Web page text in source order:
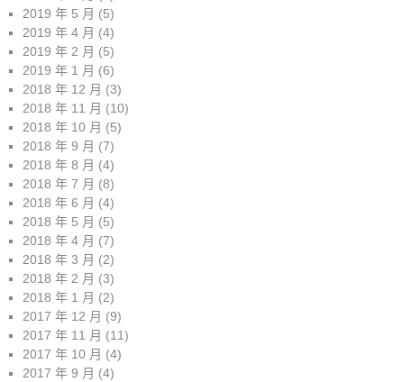
2019 年 5 月 (5)
2019 年 4 月 (4)
2019 年 2 月 (5)
2019 年 1 月 (6)
2018 年 12 月 (3)
2018 年 11 月 (10)
2018 年 10 月 (5)
2018 年 9 月 (7)
2018 年 8 月 (4)
2018 年 7 月 (8)
2018 年 6 月 (4)
2018 年 5 月 (5)
2018 年 4 月 (7)
2018 年 3 月 (2)
2018 年 2 月 (3)
2018 年 1 月 (2)
2017 年 12 月 (9)
2017 年 11 月 (11)
2017 年 10 月 (4)
2017 年 9 月 (4)